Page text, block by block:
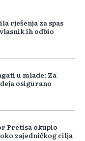
rješenja za spas
ih odbio
u mlade: Za
osigurano
Pretisa okupio
zajedničkog cilja